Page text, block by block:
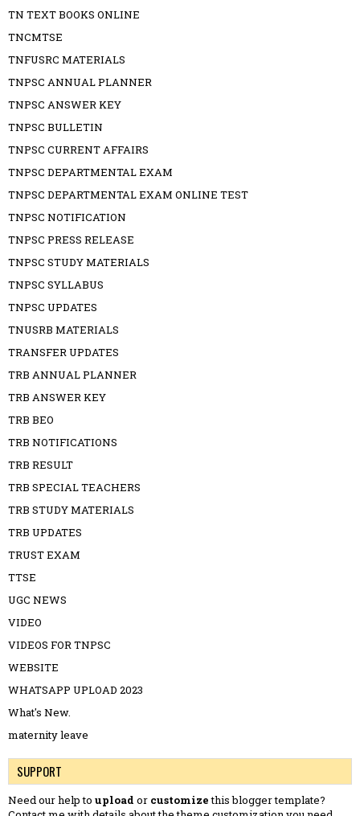
TN TEXT BOOKS ONLINE
TNCMTSE
TNFUSRC MATERIALS
TNPSC ANNUAL PLANNER
TNPSC ANSWER KEY
TNPSC BULLETIN
TNPSC CURRENT AFFAIRS
TNPSC DEPARTMENTAL EXAM
TNPSC DEPARTMENTAL EXAM ONLINE TEST
TNPSC NOTIFICATION
TNPSC PRESS RELEASE
TNPSC STUDY MATERIALS
TNPSC SYLLABUS
TNPSC UPDATES
TNUSRB MATERIALS
TRANSFER UPDATES
TRB ANNUAL PLANNER
TRB ANSWER KEY
TRB BEO
TRB NOTIFICATIONS
TRB RESULT
TRB SPECIAL TEACHERS
TRB STUDY MATERIALS
TRB UPDATES
TRUST EXAM
TTSE
UGC NEWS
VIDEO
VIDEOS FOR TNPSC
WEBSITE
WHATSAPP UPLOAD 2023
What's New.
maternity leave
SUPPORT
Need our help to upload or customizethis blogger template?